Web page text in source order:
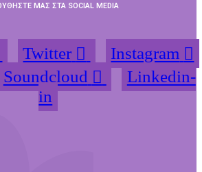
ΜΑΣ ΣΤΑ SOCIAL MEDIA
Twitter
Instagram
Soundcloud
Linkedin-
in